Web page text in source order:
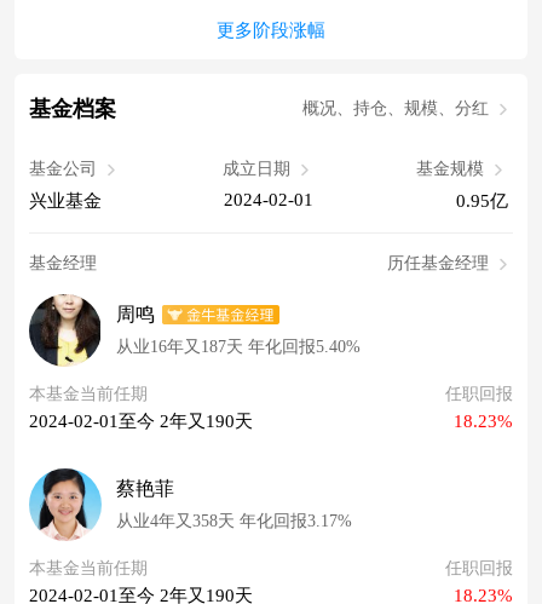
更多阶段涨幅
基金档案 概况、持仓、规模、分红
基金公司
兴业基金
成立日期
2024-02-01
基金规模
0.95亿
基金经理 历任基金经理
周鸣
从业16年又187天 年化回报5.40%
本基金当前任期
2024-02-01至今 2年又190天
任职回报
18.23%
蔡艳菲
从业4年又358天 年化回报3.17%
本基金当前任期
2024-02-01至今 2年又190天
任职回报
18.23%